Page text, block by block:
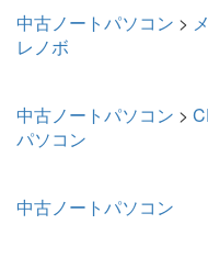
中古ノートパソコン >
レノボ
中古ノートパソコン >
パソコン
中古ノートパソコン